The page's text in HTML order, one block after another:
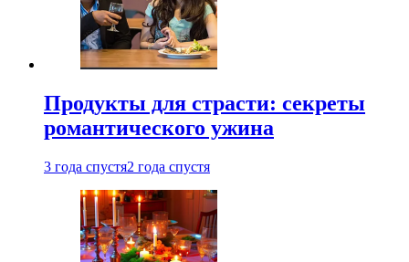
Продукты для страсти: секреты
романтического ужина
3 года спустя2 года спустя